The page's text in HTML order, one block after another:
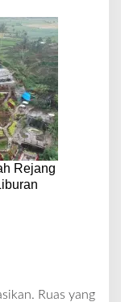
Rejang
Ruas yang